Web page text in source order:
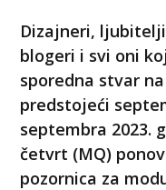
Dizajneri,
blogeri i svi oni
sporedna stvar
predstojeći
septembra 2023.
četvrt (MQ)
pozornica za